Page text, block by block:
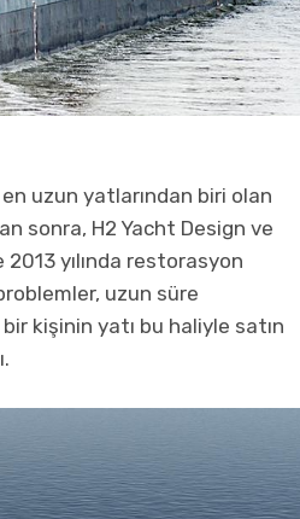
uzun yatlarından biri olan
sonra, H2 Yacht Design ve
yılında restorasyon
uzun süre
kişinin yatı bu haliyle satın